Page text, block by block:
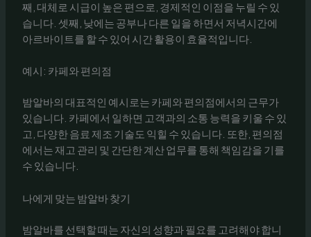
째, 대체로 시급이 높은 편으로, 경제적인 이점을 누릴 수 있
습니다. 셋째, 낮에는 공부나 다른 일을 하면서 저녁시간에
아르바이트를 할 수 있어 시간 활용이 효율적입니다.
예시: 카페와 편의점
밤알바의 대표적인 예시로는 카페와 편의점에서의 근무가
있습니다. 카페에서 일하면 고객과의 소통 능력을 키울 수 있
고, 다양한 음료 제조 기술도 익힐 수 있습니다. 또한, 편의점
에서는 재고 관리 및 간단한 계산 업무를 통해 책임감을 기를
수 있습니다.
나에게 맞는 밤알바 찾기
밤알바를 선택할 때는 자신의 성향과 필요를 고려해야 합니